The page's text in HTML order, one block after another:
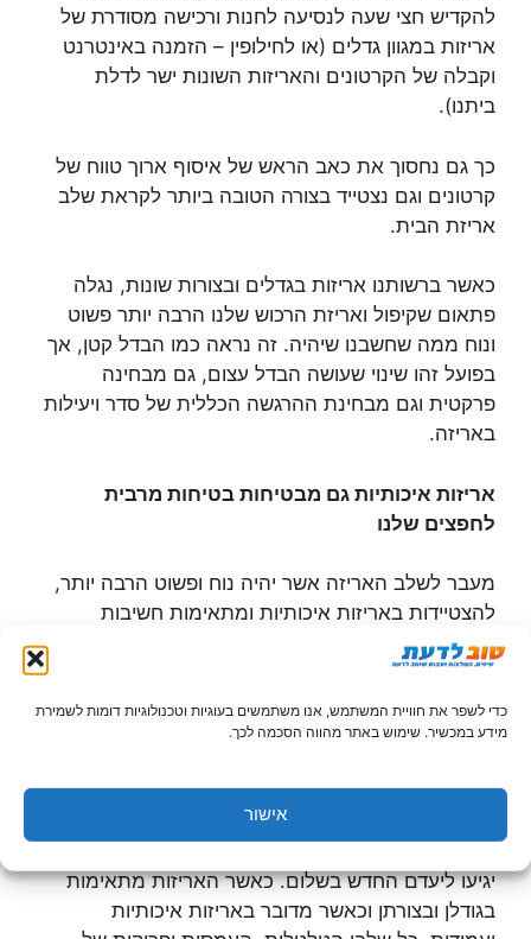
כדי לשפר את חוויית המשתמש, אנו משתמשים בעוגיות וטכנולוגיות דומות לשמירת
מידע במכשיר. שימוש באתר מהווה הסכמה לכך.
אישור
להקדיש חצי שעה לנסיעה לחנות ורכישה מסודרת של
אריזות במגוון גדלים (או לחילופין – הזמנה באינטרנט
וקבלה של הקרטונים והאריזות השונות ישר לדלת
ביתנו).
כך גם נחסוך את כאב הראש של איסוף ארוך טווח של
קרטונים וגם נצטייד בצורה הטובה ביותר לקראת שלב
אריזת הבית.
כאשר ברשותנו אריזות בגדלים ובצורות שונות, נגלה
פתאום שקיפול ואריזת הרכוש שלנו הרבה יותר פשוט
ונוח ממה שחשבנו שיהיה. זה נראה כמו הבדל קטן, אך
בפועל זהו שינוי שעושה הבדל עצום, גם מבחינה
פרקטית וגם מבחינת ההרגשה הכללית של סדר ויעילות
באריזה.
אריזות איכותיות גם מבטיחות בטיחות מרבית
לחפצים שלנו
מעבר לשלב האריזה אשר יהיה נוח ופשוט הרבה יותר,
להצטיידות באריזות איכותיות ומתאימות חשיבות
מכרעת גם בכל הנוגע לשלום החפצים שלנו. רבים
מאיתנו מכירים את התחושה הלא נעימה של פריקת
ארגזים בבית או בדירה חדשים, כאשר אנו מגלים כי
פריט זה או אחר אשר כל כך אהבנו נשבר, נמחץ או
שימוש באריזות איכותיות, קשיחות דיו ומרופדות במקרה
יגיעו ליעדם החדש בשלום. כאשר האריזות מתאימות
בגודלן ובצורתן וכאשר מדובר באריזות איכותיות